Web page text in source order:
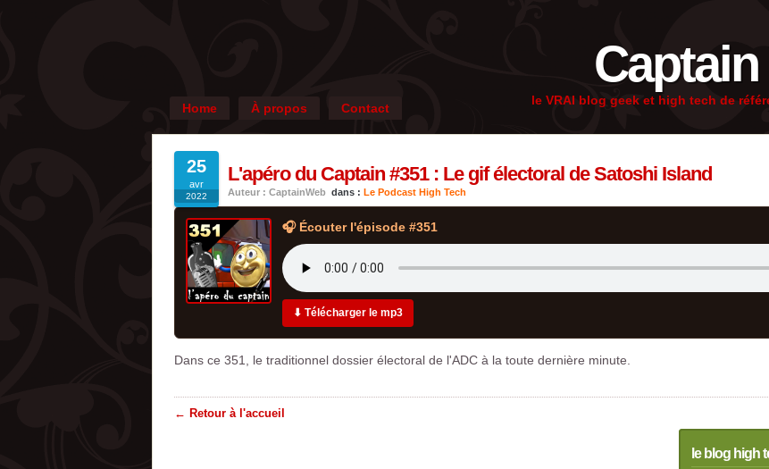
le VRAI blog geek et high tech de
Home À propos Contact
25
avr
2022
L'apéro du Captain #351 : Le gif électoral de Satoshi Island
Auteur : CaptainWeb dans : Le Podcast High Tech
🎧 Écouter l'épisode #351
⬇ Télécharger le mp3
Dans ce 351, le traditionnel dossier électoral de l'ADC à la toute dernière minute.
← Retour à l'accueil
le blog high